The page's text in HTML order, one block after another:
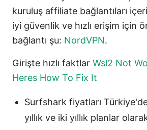
kuruluş affiliate bağlantıları
iyi güvenlik ve hızlı erişim için
bağlantı şu: NordVPN.
Girişte hızlı faktlar Wsl2 Not
Heres How To Fix It
Surfshark fiyatları
yıllık ve iki yıllık planlar